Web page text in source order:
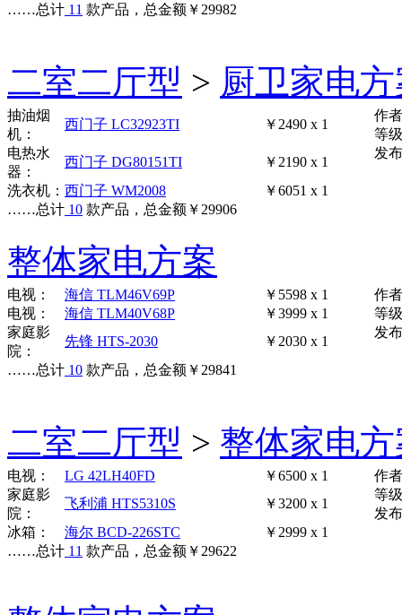
……总计 11 款产品，总金额 ￥ 29982
二室二厅型 > 厨卫家电
抽油烟
机：
西门子 LC32923TI
￥2490 x 1
电热水
器：
西门子 DG80151TI
￥2190 x 1
洗衣机： 西门子 WM2008
￥6051 x 1
……总计 10 款产品，总金额 ￥ 29906
作
等
发
整体家电方案
电视： 海信 TLM46V69P
￥5598 x 1
电视：
海信 TLM40V68P
￥3999 x 1
家庭影
院：
先锋 HTS-2030
￥2030 x 1
……总计 10 款产品，总金额 ￥ 29841
作
等
发
二室二厅型 > 整体家电
电视： LG 42LH40FD
￥6500 x 1
家庭影
院：
飞利浦 HTS5310S
￥3200 x 1
冰箱：
海尔 BCD-226STC
￥2999 x 1
……总计 11 款产品，总金额 ￥ 29622
作
等
发